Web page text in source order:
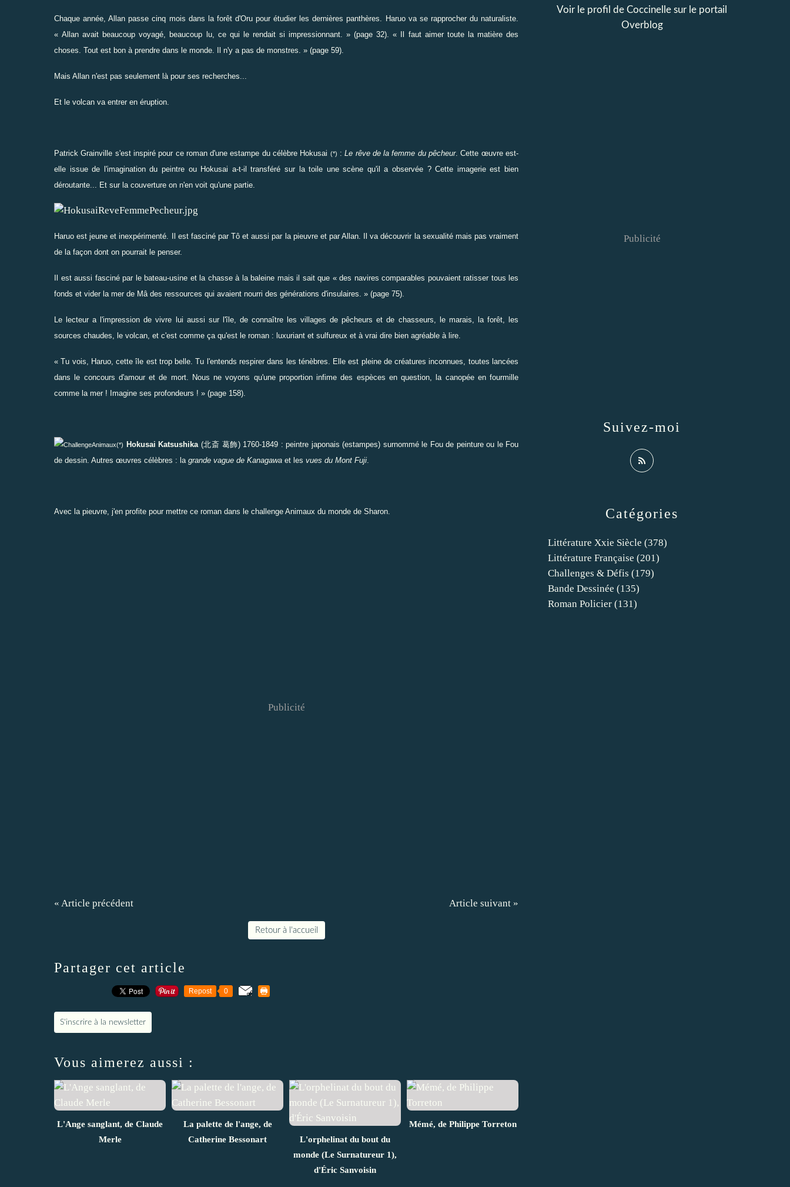
Chaque année, Allan passe cinq mois dans la forêt d'Oru pour étudier les dernières panthères. Haruo va se rapprocher du naturaliste.
« Allan avait beaucoup voyagé, beaucoup lu, ce qui le rendait si impressionnant. » (page 32). « Il faut aimer toute la matière des
choses. Tout est bon à prendre dans le monde. Il n'y a pas de monstres. » (page 59).
Mais Allan n'est pas seulement là pour ses recherches...
Et le volcan va entrer en éruption.
Patrick Grainville s'est inspiré pour ce roman d'une estampe du célèbre Hokusai (*) :Le rêve de la femme du pêcheur. Cette œuvre est-
elle issue de l'imagination du peintre ou Hokusai a-t-il transféré sur la toile une scène qu'il a observée ? Cette imagerie est bien
déroutante... Et sur la couverture on n'en voit qu'une partie.
Haruo est jeune et inexpérimenté. Il est fasciné par Tô et aussi par la pieuvre et par Allan. Il va découvrir la sexualité mais pas vraiment
de la façon dont on pourrait le penser.
Il est aussi fasciné par le bateau-usine et la chasse à la baleine mais il sait que « des navires comparables pouvaient ratisser tous les
fonds et vider la mer de Mâ des ressources qui avaient nourri des générations d'insulaires. » (page 75).
Le lecteur a l'impression de vivre lui aussi sur l'île, de connaître les villages de pêcheurs et de chasseurs, le marais, la forêt, les
sources chaudes, le volcan, et c'est comme ça qu'est le roman : luxuriant et sulfureux et à vrai dire bien agréable à lire.
« Tu vois, Haruo, cette île est trop belle. Tu l'entends respirer dans les ténèbres. Elle est pleine de créatures inconnues, toutes lancées
dans le concours d'amour et de mort. Nous ne voyons qu'une proportion infime des espèces en question, la canopée en fourmille
comme la mer ! Imagine ses profondeurs ! » (page 158).
(*) Hokusai Katsushika (北斎 葛飾) 1760-1849 : peintre japonais (estampes) surnommé le Fou de peinture ou le Fou
de dessin. Autres œuvres célèbres : la grande vague de Kanagawa et les vues du Mont Fuji
Avec la pieuvre, j'en profite pour mettre ce roman dans le challenge Animaux du monde de Sharon.
Publicité
« Article précédent Article suivant »
Retour à l'accueil
Partager cet article
Repost 0
S'inscrire à la newsletter
Vous aimerez aussi :
L'Ange sanglant, de Claude
Merle
La palette de l'ange, de
Catherine Bessonart
L'orphelinat du bout du
monde (Le Surnatureur 1),
d'Éric Sanvoisin
Mémé, de Philippe Torreton
Catégories
Littérature Xxie Siècle (378)
Littérature Française (201)
Challenges & Défis (179)
Bande Dessinée (135)
Roman Policier (131)
Voir le profil de Coccinelle sur le portail
Overblog
Suivez-moi
Publicité